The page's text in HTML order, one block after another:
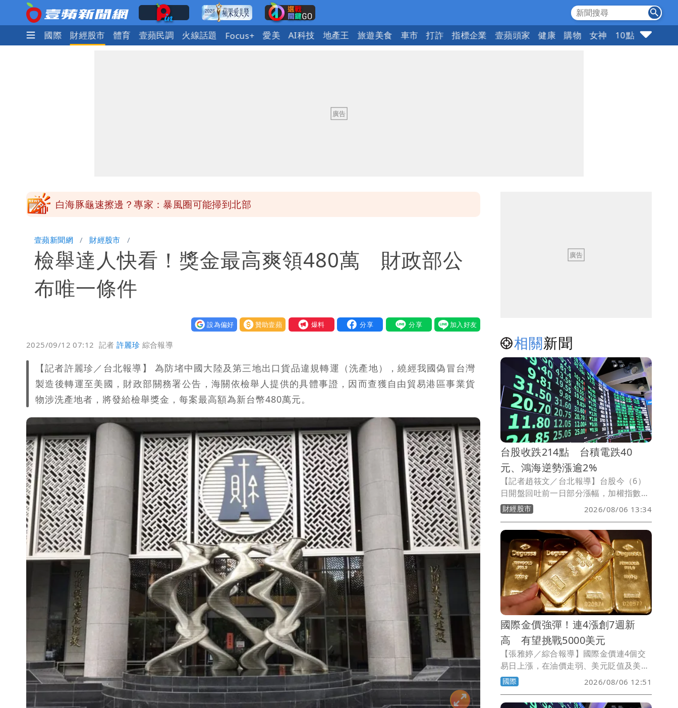
社會 國際 財經股市 體育 壹蘋民調 火線話題 Focus+ 愛美 AI科技 地產王 旅遊美食 車市 打詐 指標企業 壹蘋頭家 健康 購物 女神 10點強打
白海豚龜速擦邊？專家：暴風圈可能掃到北部
「台股今年不只5萬點！」財經網美曝原因
純棉衣物吸汗「臭到想丟」 內行曝原因！2材質夏天別穿
壹蘋新聞網 財經股市
檢舉達人快看！獎金最高爽領480萬 財政部公
布唯一條件
設為偏好 贊助壹蘋 我要爆料
2025/09/12 07:12 記者許麗珍 綜合報導
【記者許麗珍／台北報導】 為防堵中國大陸及第三地出口貨品違規轉運（洗產地），繞經我國偽冒台灣
製造後轉運至美國，財政部關務署公告，海關依檢舉人提供的具體事證，因而查獲自由貿易港區事業貨
物涉洗產地者，將發給檢舉獎金，每案最高額為新台幣480萬元。
相關新聞
台股收跌214點 台積電跌40
元、鴻海逆勢漲逾2%
【記者趙筱文／台北報導】台股今（6）
日開盤回吐前一日部分漲幅，加權指數以
44,487.94點開出，下跌123.66點，隨後
跌勢擴大，一度下探44,316.13點，跌
295.47點，市場消化前一交易日大漲逾
1,250點的獲利賣壓。
財經股市 2026/08/06 13:34
國際金價強彈！連4漲創7週新
高 有望挑戰5000美元
【張雅婷／綜合報導】國際金價連4個交
易日上漲，在油價走弱、美元貶值及美國
公債殖利率下滑等因素推升下，現貨金價
一度攀上7週高點。市場分析師指出，金
價下一步有望挑戰每盎司5000美元。
國際 2026/08/06 12:51